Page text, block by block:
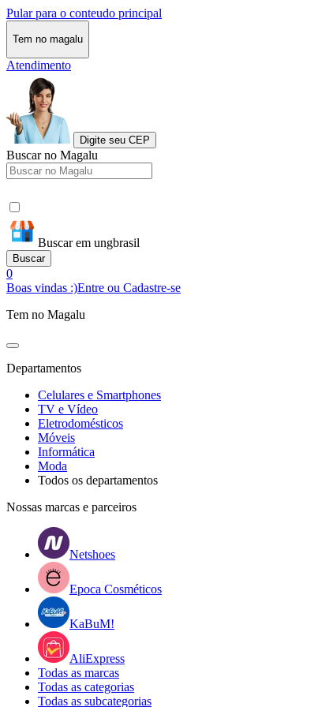
Pular para o conteudo principal
Tem no magalu
Atendimento
Digite seu CEP
Buscar no Magalu
Buscar em ungbrasil
Buscar
0
Boas vindas :)Entre ou Cadastre-se
Tem no Magalu
Departamentos
Celulares e Smartphones
TV e Vídeo
Eletrodomésticos
Móveis
Informática
Moda
Todos os departamentos
Nossas marcas e parceiros
Netshoes
Epoca Cosméticos
KaBuM!
AliExpress
Todas as marcas
Todas as categorias
Todas as subcategorias